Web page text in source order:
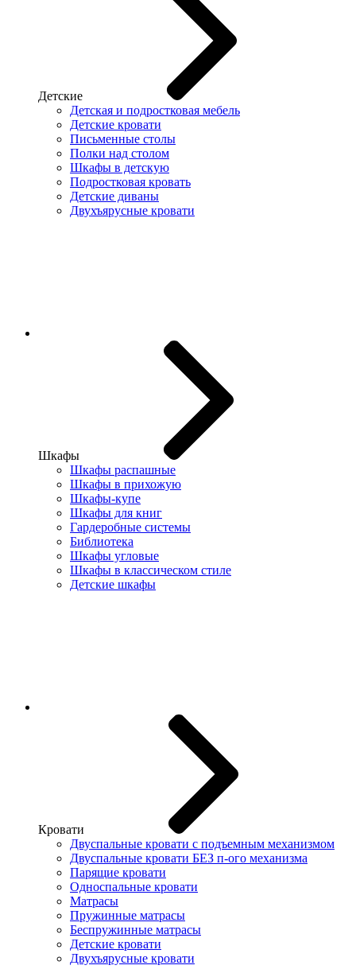
Детские
Детская и подростковая мебель
Детские кровати
Письменные столы
Полки над столом
Шкафы в детскую
Подростковая кровать
Детские диваны
Двухъярусные кровати
Шкафы
Шкафы распашные
Шкафы в прихожую
Шкафы-купе
Шкафы для книг
Гардеробные системы
Библиотека
Шкафы угловые
Шкафы в классическом стиле
Детские шкафы
Кровати
Двуспальные кровати с подъемным механизмом
Двуспальные кровати БЕЗ п-ого механизма
Парящие кровати
Односпальные кровати
Матрасы
Пружинные матрасы
Беспружинные матрасы
Детские кровати
Двухъярусные кровати